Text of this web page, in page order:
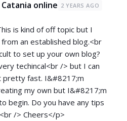
online 2 YEARS AGO
is kind of off topic but I
an established blog.<br
to set up your own blog?
techincal<br /> but I can
pretty fast. I&#8217;m
my own but I&#8217;m
begin. Do you have any tips
/> Cheers</p>